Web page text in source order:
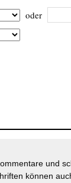
oder
und
können